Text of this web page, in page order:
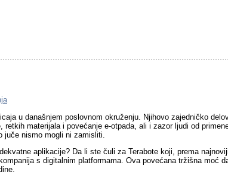
u današnjem poslovnom okruženju. Njihovo zajedničko
materijala i povećanje e-otpada, ali i zazor ljudi od
nismo mogli ni zamisliti.
aplikacije? Da li ste čuli za Terabote koji, prema
s digitalnim platformama. Ova povećana tržišna moć